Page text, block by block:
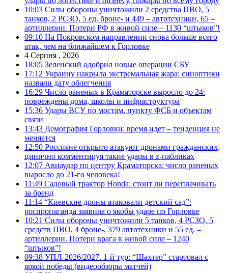
10:03 Силы обороны уничтожили 2 средства ПВО, 5
танков, 2 РСЗО, 5 ед. броне- и 449 – автотехники, 65 –
артиллерии. Потери РФ в живой силе – 1130 “штыков”!
09:10 На Покровском направлении снова больше всего
атак, чем на ближайшем к Горловке
4 Серпня , 2026
18:05 Зеленский одобрил новые операции СБУ
17:12 Украину накрыла экстремальная жара: синоптики
назвали дату облегчения
16:29 Число раненых в Краматорске выросло до 24:
повреждены дома, школы и инфраструктура
15:36 Удары ВСУ по мостам, пункту ФСБ и объектам
связи
13:43 Демография Горловки: время идет – тенденция не
меняется
12:50 Россияне открыто атакуют дронами гражданских,
цинично комментируя такие удары в z-пабликах
12:07 Авиаудар по центру Краматорска: число раненых
выросло до 21-го человека!
11:49 Садовый трактор Honda: стоит ли переплачивать
за бренд
11:14 “Киевские дроны атаковали детский сад”:
роспропаганда заявила о якобы ударе по Горловке
10:21 Силы обороны уничтожили 5 танков, 4 РСЗО, 5
средств ПВО, 4 броне-, 379 автотехники и 55 ед. –
артиллерии. Потери врага в живой силе – 1240
“штыков”!
09:38 УПЛ-2026/2027. 1-й тур: “Шахтер” стартовал с
яркой победы (видеообзоры матчей)